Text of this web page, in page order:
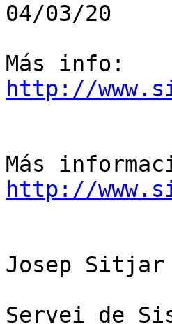
04/03/20
http://
http://
Josep Sitjar
Servei de